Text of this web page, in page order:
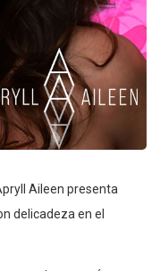
Aileen presenta
delicadeza en el